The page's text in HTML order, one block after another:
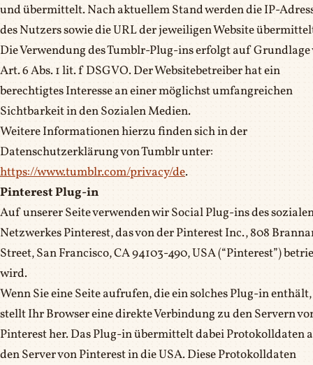
und übermittelt. Nach aktuellem Stand werden die IP-
des Nutzers sowie die URL der jeweiligen Website
Die Verwendung des Tumblr-Plug-ins erfolgt auf Grundlage
Art. 6 Abs. 1 lit. f DSGVO. Der Websitebetreiber hat ein
berechtigtes Interesse an einer möglichst umfangreichen
Sichtbarkeit in den Sozialen Medien.
Weitere Informationen hierzu finden sich in der
Datenschutzerklärung von Tumblr unter:
https://www.tumblr.com/privacy/de.
Pinterest Plug-in
Auf unserer Seite verwenden wir Social Plug-ins des
Netzwerkes Pinterest, das von der Pinterest Inc., 808
Street, San Francisco, CA 94103-490, USA (“Pinterest”)
wird.
Wenn Sie eine Seite aufrufen, die ein solches Plug-in enthält,
stellt Ihr Browser eine direkte Verbindung zu den Servern
Pinterest her. Das Plug-in übermittelt dabei Protokolldaten
den Server von Pinterest in die USA. Diese Protokolldaten